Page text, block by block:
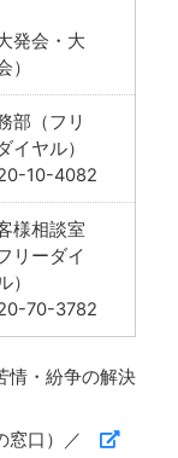
大発会・大
）
部（フリ
イヤル）
10-4082
様相談室
フリーダイ
）
70-3782
情・紛争の解決
の窓口）／